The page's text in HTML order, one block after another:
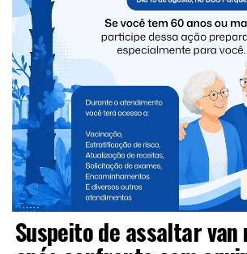
CLIQUE PARA COMENTAR
FOZ DO IGUAÇU
Suspeito de assaltar